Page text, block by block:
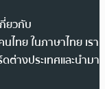
ยวกับ
ไทย ในภาษาไทย เรา
ต่างประเทศและนำมา